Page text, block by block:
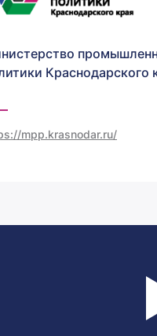
Краснодарского
mpp.krasnodar.ru/